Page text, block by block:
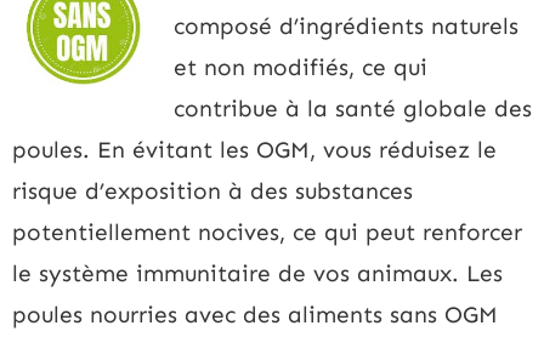
composé d’ingrédients naturels
et non modifiés, ce qui
contribue à la santé globale des
poules. En évitant les OGM, vous réduisez le
risque d’exposition à des substances
potentiellement nocives, ce qui peut renforcer
le système immunitaire de vos animaux. Les
poules nourries avec des aliments sans OGM